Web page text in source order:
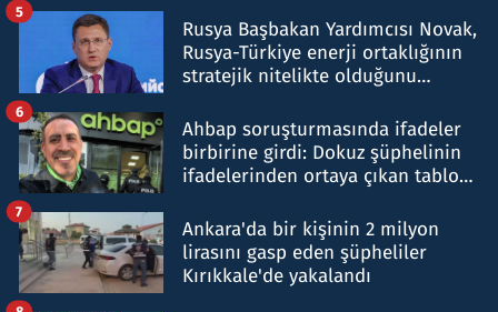
Rusya Başbakan Yardımcısı Novak,
Rusya-Türkiye enerji ortaklığının
stratejik nitelikte olduğunu
5
Ahbap soruşturmasında ifadeler
birbirine girdi: Dokuz şüphelinin
ifadelerinden ortaya çıkan tablo
6
Ankara'da bir kişinin 2 milyon
lirasını gasp eden şüpheliler
Kırıkkale'de yakalandı
7